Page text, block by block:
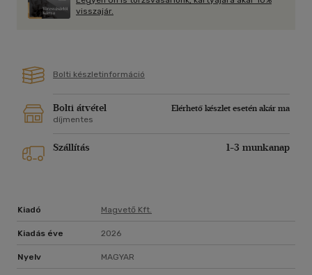
visszajár.
Bolti készletinformáció
Bolti átvétel
Elérhető készlet esetén akár ma
díjmentes
Szállítás 1-3 munkanap
Kiadó Magvető Kft.
Kiadás éve 2026
Nyelv MAGYAR